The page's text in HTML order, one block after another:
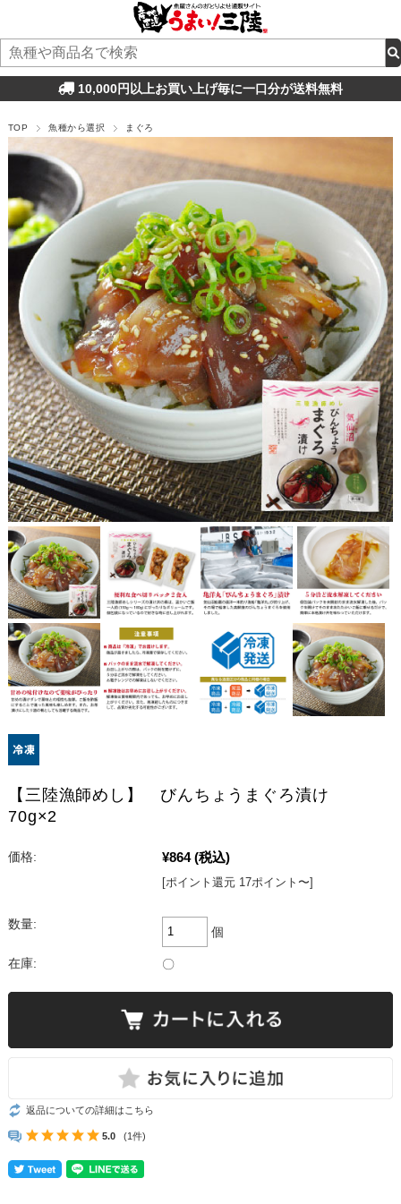
10,000円以上お買い上げ毎に一口分が送料無料
TOP 魚種から選択 まぐろ
【三陸漁師めし】 びんちょうまぐろ漬け
70g×2
価格: ¥864 (税込)
[ポイント還元 17ポイント〜]
数量:
個
在庫: 〇
返品についての詳細はこちら
5.0 (1件)